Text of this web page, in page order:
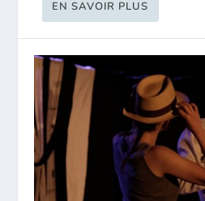
EN SAVOIR PLUS